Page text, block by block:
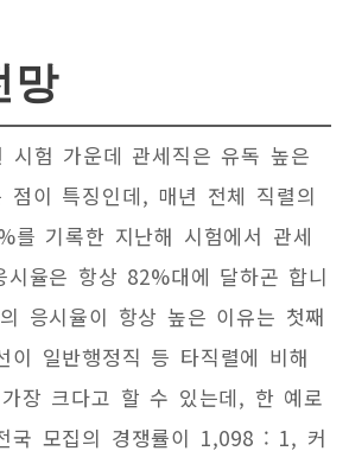
망
시험 가운데 관세직은 유독 높은
점이 특징인데, 매년 전체 직렬의
를 기록한 지난해 시험에서 관세
율은 항상 82%대에 달하곤 합니
응시율이 항상 높은 이유는 첫째
이 일반행정직 등 타직렬에 비해
장 크다고 할 수 있는데, 한 예로
국 모집의 경쟁률이 1,098 : 1, 커